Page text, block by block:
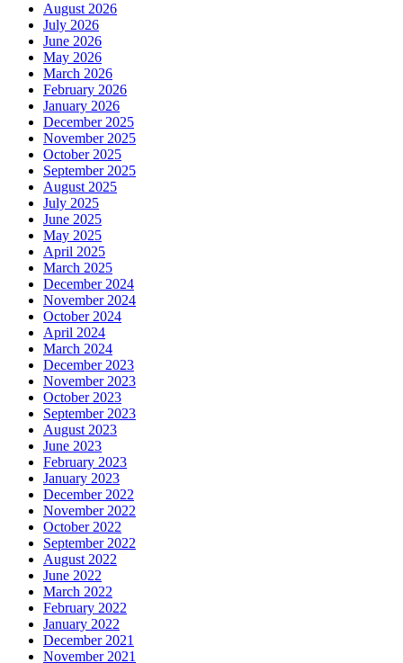
August 2026
July 2026
June 2026
May 2026
March 2026
February 2026
January 2026
December 2025
November 2025
October 2025
September 2025
August 2025
July 2025
June 2025
May 2025
April 2025
March 2025
December 2024
November 2024
October 2024
April 2024
March 2024
December 2023
November 2023
October 2023
September 2023
August 2023
June 2023
February 2023
January 2023
December 2022
November 2022
October 2022
September 2022
August 2022
June 2022
March 2022
February 2022
January 2022
December 2021
November 2021